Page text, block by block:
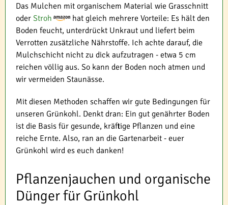
Das Mulchen mit organischem Material wie Grasschnitt
oder Stroh
hat gleich mehrere Vorteile: Es hält den
Boden feucht, unterdrückt Unkraut und liefert beim
Verrotten zusätzliche Nährstoffe. Ich achte darauf, die
Mulchschicht nicht zu dick aufzutragen - etwa 5 cm
reichen völlig aus. So kann der Boden noch atmen und
wir vermeiden Staunässe.
Mit diesen Methoden schaffen wir gute Bedingungen für
unseren Grünkohl. Denkt dran: Ein gut genährter Boden
ist die Basis für gesunde, kräftige Pflanzen und eine
reiche Ernte. Also, ran an die Gartenarbeit - euer
Grünkohl wird es euch danken!
Pflanzenjauchen und organische
Dünger für Grünkohl